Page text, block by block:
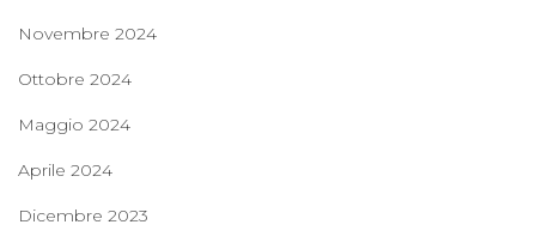
Novembre 2024
Ottobre 2024
Maggio 2024
Aprile 2024
Dicembre 2023